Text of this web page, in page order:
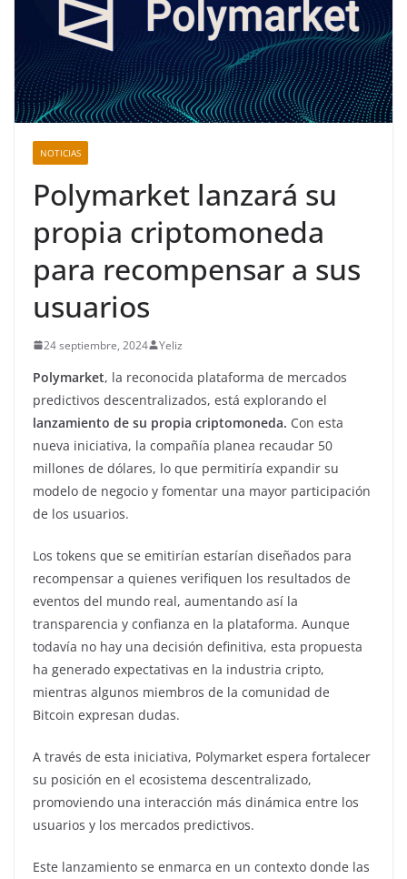
NOTICIAS
Polymarket lanzará su
propia criptomoneda
para recompensar a sus
usuarios
24 septiembre, 2024 Yeliz
Polymarket, la reconocida plataforma de mercados
predictivos descentralizados, está explorando el
lanzamiento de su propia criptomoneda. Con esta
nueva iniciativa, la compañía planea recaudar 50
millones de dólares, lo que permitiría expandir su
modelo de negocio y fomentar una mayor participación
de los usuarios.
Los tokens que se emitirían estarían diseñados para
recompensar a quienes verifiquen los resultados de
eventos del mundo real, aumentando así la
transparencia y confianza en la plataforma. Aunque
todavía no hay una decisión definitiva, esta propuesta
ha generado expectativas en la industria cripto,
mientras algunos miembros de la comunidad de
Bitcoin expresan dudas.
A través de esta iniciativa, Polymarket espera fortalecer
su posición en el ecosistema descentralizado,
promoviendo una interacción más dinámica entre los
usuarios y los mercados predictivos.
Este lanzamiento se enmarca en un contexto donde las